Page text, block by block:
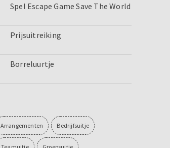
Spel Escape Game Save The World
Prijsuitreiking
Borreluurtje
Arrangementen Bedrijfsuitje